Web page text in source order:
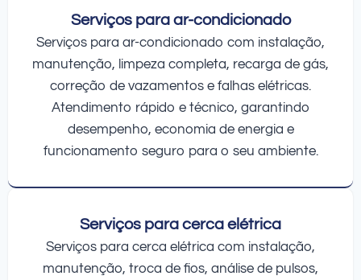
Serviços para ar-condicionado
Serviços para ar-condicionado com instalação,
manutenção, limpeza completa, recarga de gás,
correção de vazamentos e falhas elétricas.
Atendimento rápido e técnico, garantindo
desempenho, economia de energia e
funcionamento seguro para o seu ambiente.
Serviços para cerca elétrica
Serviços para cerca elétrica com instalação,
manutenção, troca de fios, análise de pulsos,